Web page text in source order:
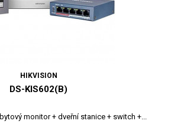
HIKVISION
DS-KIS602(B)
monitor + dveřní stanice + switch +...